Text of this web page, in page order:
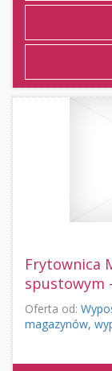
Frytownica
spustowym
Oferta od:
magazynów,